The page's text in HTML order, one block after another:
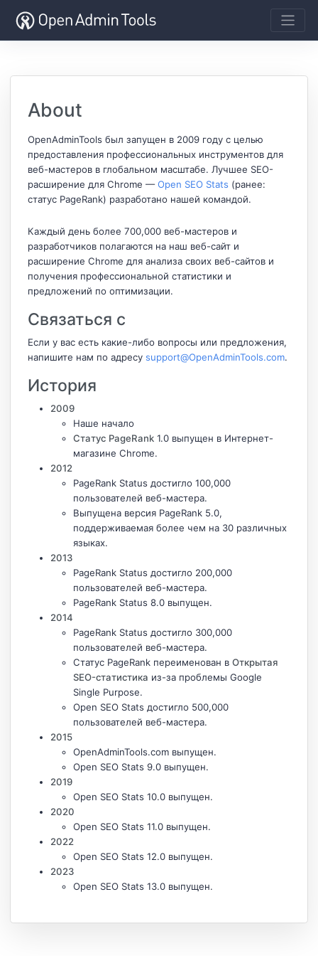
About
OpenAdminTools был запущен в 2009 году с целью
предоставления профессиональных инструментов для
веб-мастеров в глобальном масштабе. Лучшее SEO-
расширение для Chrome —Open SEO Stats (ранее:
статус PageRank) разработано нашей командой.
Каждый день более 700,000 веб-мастеров и
разработчиков полагаются на наш веб-сайт и
расширение Chrome для анализа своих веб-сайтов и
получения профессиональной статистики и
предложений по оптимизации.
Связаться с
Если у вас есть какие-либо вопросы или предложения,
напишите нам по адресу support@OpenAdminTools.com.
История
2009
Наше начало
Статус PageRank 1.0 выпущен в Интернет-
магазине Chrome.
2012
PageRank Status достигло 100,000
пользователей веб-мастера.
Выпущена версия PageRank 5.0,
поддерживаемая более чем на 30 различных
языках.
2013
PageRank Status достигло 200,000
пользователей веб-мастера.
PageRank Status 8.0 выпущен.
2014
PageRank Status достигло 300,000
пользователей веб-мастера.
Статус PageRank переименован в Открытая
SEO-статистика из-за проблемы Google
Single Purpose.
Open SEO Stats достигло 500,000
пользователей веб-мастера.
2015
OpenAdminTools.com выпущен.
Open SEO Stats 9.0 выпущен.
2019
Open SEO Stats 10.0 выпущен.
2020
Open SEO Stats 11.0 выпущен.
2022
Open SEO Stats 12.0 выпущен.
2023
Open SEO Stats 13.0 выпущен.